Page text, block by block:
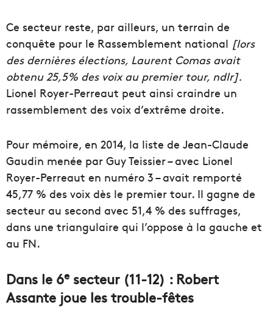
Ce secteur reste, par ailleurs, un terrain de
conquête pour le Rassemblement national [lors
des dernières élections, Laurent Comas avait
obtenu 25,5% des voix au premier tour, ndlr].
Lionel Royer-Perreaut peut ainsi craindre un
rassemblement des voix d’extrême droite.
Pour mémoire, en 2014, la liste de Jean-Claude
Gaudin menée par Guy Teissier – avec Lionel
Royer-Perreaut en numéro 3 – avait remporté
45,77 % des voix dès le premier tour. Il gagne de
secteur au second avec 51,4 % des suffrages,
dans une triangulaire qui l’oppose à la gauche et
au FN.
Dans le 6esecteur (11-12) : Robert
Assante joue les trouble-fêtes